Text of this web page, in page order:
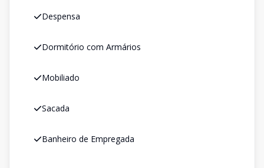
Despensa
Dormitório com Armários
Mobiliado
Sacada
Banheiro de Empregada